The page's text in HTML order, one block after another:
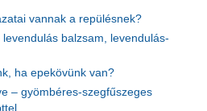
vannak a repülésnek?
levendulás balzsam, levendulás-
ha epekövünk van?
– gyömbéres-szegfűszeges